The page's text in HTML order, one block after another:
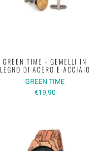
GREEN TIME - GEMELLI IN
LEGNO DI ACERO E ACCIAIO
GREEN TIME
€19,90